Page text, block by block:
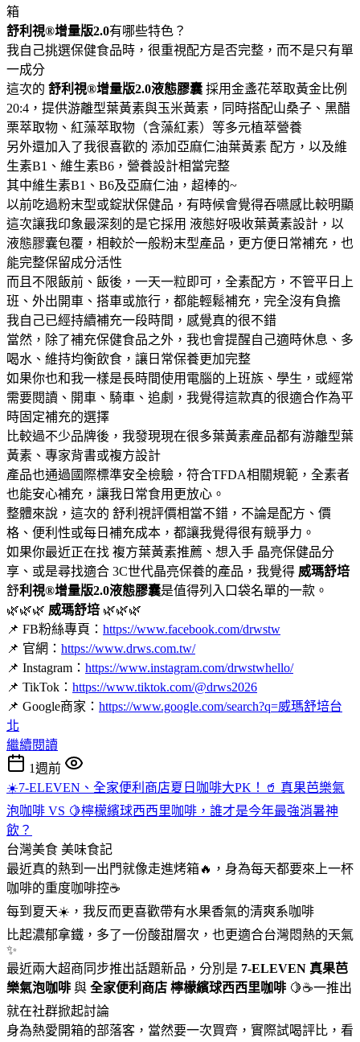
箱
舒利視®增量版2.0有哪些特色？
我自己挑選保健食品時，很重視配方是否完整，而不是只有單
一成分
這次的 舒利視®增量版2.0液態膠囊 採用金盞花萃取黃金比例
20:4，提供游離型葉黃素與玉米黃素，同時搭配山桑子、黑醋
栗萃取物、紅藻萃取物（含藻紅素）等多元植萃營養
另外還加入了我很喜歡的 添加亞麻仁油葉黃素 配方，以及維
生素B1、維生素B6，營養設計相當完整
其中維生素B1、B6及亞麻仁油，超棒的~
以前吃過粉末型或錠狀保健品，有時候會覺得吞嚥感比較明顯
這次讓我印象最深刻的是它採用 液態好吸收葉黃素設計，以
液態膠囊包覆，相較於一般粉末型產品，更方便日常補充，也
能完整保留成分活性
而且不限飯前、飯後，一天一粒即可，全素配方，不管平日上
班、外出開車、搭車或旅行，都能輕鬆補充，完全沒有負擔
我自己已經持續補充一段時間，感覺真的很不錯
當然，除了補充保健食品之外，我也會提醒自己適時休息、多
喝水、維持均衡飲食，讓日常保養更加完整
如果你也和我一樣是長時間使用電腦的上班族、學生，或經常
需要閱讀、開車、騎車、追劇，我覺得這款真的很適合作為平
時固定補充的選擇
比較過不少品牌後，我發現現在很多葉黃素產品都有游離型葉
黃素、專家背書或複方設計
產品也通過國際標準安全檢驗，符合TFDA相關規範，全素者
也能安心補充，讓我日常食用更放心。
整體來說，這次的 舒利視評價相當不錯，不論是配方、價
格、便利性或每日補充成本，都讓我覺得很有競爭力。
如果你最近正在找 複方葉黃素推薦、想入手 晶亮保健品分
享、或是尋找適合 3C世代晶亮保養的產品，我覺得 威瑪舒培
舒利視®增量版2.0液態膠囊是值得列入口袋名單的一款。
🌿🌿🌿 威瑪舒培 🌿🌿🌿
📌 FB粉絲專頁： https://www.facebook.com/drwstw
📌 官網： https://www.drws.com.tw/
📌 Instagram： https://www.instagram.com/drwstwhello/
📌 TikTok： https://www.tiktok.com/@drws2026
📌 Google商家： https://www.google.com/search?q=威瑪舒培台
北
繼續閱讀
1週前
☀️7-ELEVEN、全家便利商店夏日咖啡大PK！🥤 真果芭樂氣
泡咖啡 VS 🍋檸檬繽球西西里咖啡，誰才是今年最強消暑神
飲？
台灣美食 美味食記
最近真的熱到一出門就像走進烤箱🔥，身為每天都要來上一杯
咖啡的重度咖啡控☕
每到夏天☀️，我反而更喜歡帶有水果香氣的清爽系咖啡
比起濃郁拿鐵，多了一份酸甜層次，也更適合台灣悶熱的天氣
✨
最近兩大超商同步推出話題新品，分別是 7-ELEVEN 真果芭
樂氣泡咖啡 與 全家便利商店 檸檬繽球西西里咖啡 🍋☕一推出
就在社群掀起討論
身為熱愛開箱的部落客，當然要一次買齊，實際試喝評比，看